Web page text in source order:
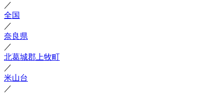
／
全国
／
奈良県
／
北葛城郡上牧町
／
米山台
／